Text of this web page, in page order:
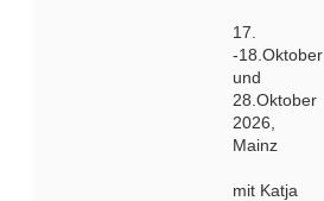
17.
-18.Oktober
und
28.Oktober
2026,
Mainz
mit Katja